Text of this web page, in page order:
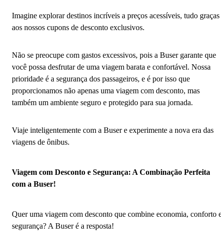
Imagine explorar destinos incríveis a preços acessíveis, tudo graças
aos nossos cupons de desconto exclusivos.
Não se preocupe com gastos excessivos, pois a Buser garante que
você possa desfrutar de uma viagem barata e confortável. Nossa
prioridade é a segurança dos passageiros, e é por isso que
proporcionamos não apenas uma viagem com desconto, mas
também um ambiente seguro e protegido para sua jornada.
Viaje inteligentemente com a Buser e experimente a nova era das
viagens de ônibus.
Viagem com Desconto e Segurança: A Combinação Perfeita
com a Buser!
Quer uma viagem com desconto que combine economia, conforto
segurança? A Buser é a resposta!